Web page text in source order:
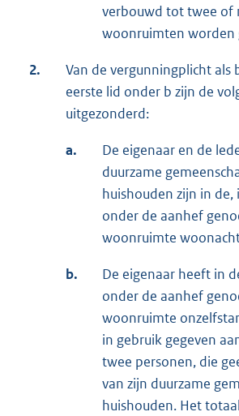
verbouwd tot twee of
woonruimten worden
2.
Van de vergunningplicht als
eerste lid onder b zijn de
uitgezonderd:
a.
De eigenaar en de
duurzame
huishouden zijn in de,
onder de aanhef
woonruimte
b.
De eigenaar heeft in
onder de aanhef
woonruimte
in gebruik gegeven
twee personen, die
van zijn duurzame
huishouden. Het